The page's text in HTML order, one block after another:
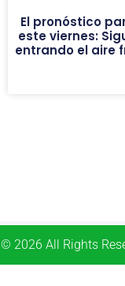
El pronóstico
este viernes:
entrando el aire
© 2026 All Rights